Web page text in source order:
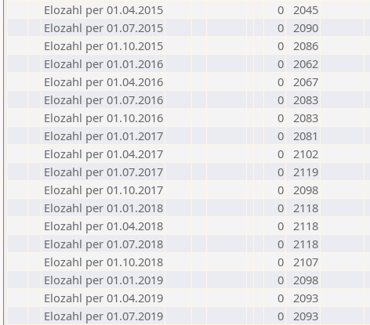
Elozahl per 01.04.2015
0 2045
Elozahl per 01.07.2015
0 2090
Elozahl per 01.10.2015
0 2086
Elozahl per 01.01.2016
0 2062
Elozahl per 01.04.2016
0 2067
Elozahl per 01.07.2016
0 2083
Elozahl per 01.10.2016
0 2083
Elozahl per 01.01.2017
0 2081
Elozahl per 01.04.2017
0 2102
Elozahl per 01.07.2017
0 2119
Elozahl per 01.10.2017
0 2098
Elozahl per 01.01.2018
0 2118
Elozahl per 01.04.2018
0 2118
Elozahl per 01.07.2018
0 2118
Elozahl per 01.10.2018
0 2107
Elozahl per 01.01.2019
0 2098
Elozahl per 01.04.2019
0 2093
Elozahl per 01.07.2019
0 2093